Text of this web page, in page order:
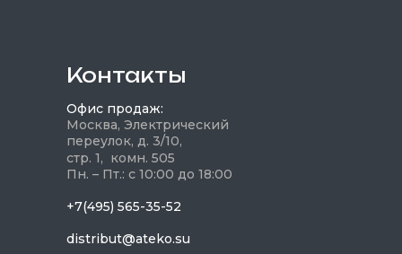
Офис продаж:
Москва, Электрический
переулок, д. 3/10,
стр. 1, комн. 505
Пн. – Пт.: с 10:00 до 18:00
+7(495) 565-35-52
distribut@ateko.su
Контакты